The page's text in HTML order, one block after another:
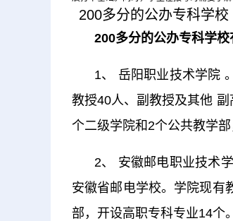
200多分的公办专科学校
200多分的公办专科学校
1、 岳阳职业技术学院
教授40人、副教授及其他
个二级学院和2个公共教学部
2、 安徽邮电职业技术
安徽省邮电学校。学院现有
部，开设高职专科专业14个。